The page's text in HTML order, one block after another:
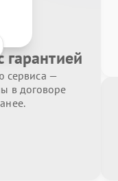
гарантией
сервиса —
в договоре